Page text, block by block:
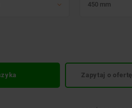
450 mm
Zapytaj o ofertę